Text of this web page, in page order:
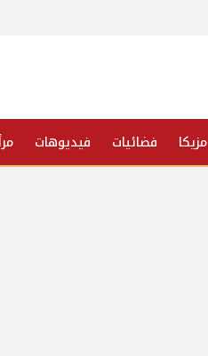
مزيكا فضائيات فيديوهات